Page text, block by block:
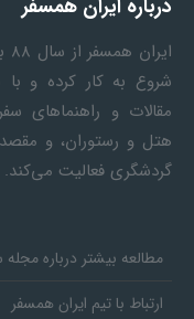
درباره ایران همسفر
ایران همسفر
شروع به کار کرده و با
مقالات و راهنماهای
هتل و رستوران، و
گردشگری فعالیت می‌کند.
مطالعه بیشتر درباره
ارتباط با تیم ایران همسفر